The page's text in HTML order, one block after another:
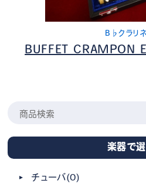
楽器で
チューバ(0)
B♭クラリネ
BUFFET